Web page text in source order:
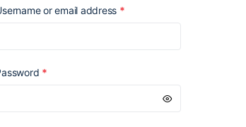
or email address *Required
*Required